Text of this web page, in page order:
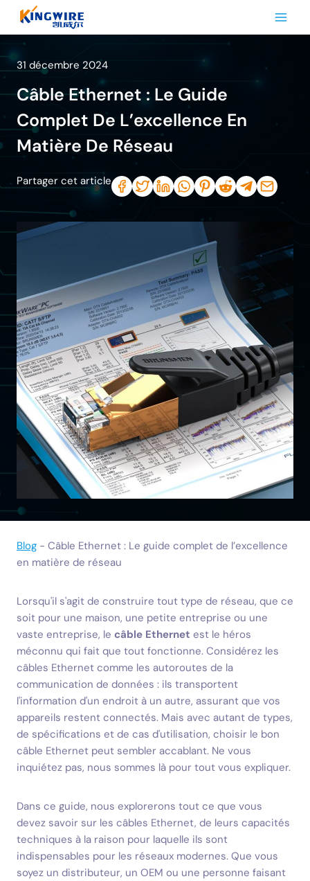
Aller
contenu
31 décembre 2024
Câble Ethernet : Le Guide
Complet De L’excellence En
Matière De Réseau
Partager cet article
Blog - Câble Ethernet : Le guide complet de l’excellence
en matière de réseau
Lorsqu'il s'agit de construire tout type de réseau, que ce
soit pour une maison, une petite entreprise ou une
vaste entreprise, le câble Ethernet est le héros
méconnu qui fait que tout fonctionne. Considérez les
câbles Ethernet comme les autoroutes de la
communication de données : ils transportent
l'information d'un endroit à un autre, assurant que vos
appareils restent connectés. Mais avec autant de types,
de spécifications et de cas d'utilisation, choisir le bon
câble Ethernet peut sembler accablant. Ne vous
inquiétez pas, nous sommes là pour tout vous expliquer.
Dans ce guide, nous explorerons tout ce que vous
devez savoir sur les câbles Ethernet, de leurs capacités
techniques à la raison pour laquelle ils sont
indispensables pour les réseaux modernes. Que vous
soyez un distributeur, un OEM ou une personne faisant